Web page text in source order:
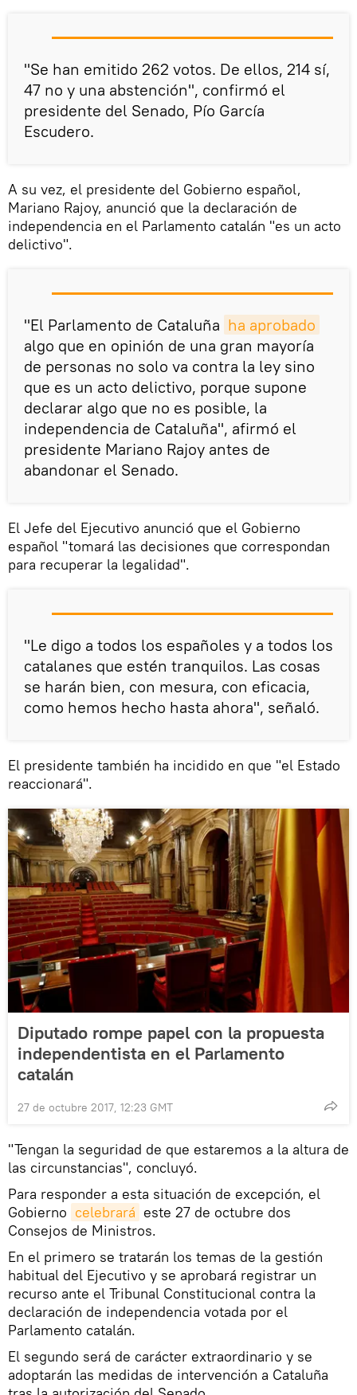
"Se han emitido 262 votos. De ellos, 214 sí,
47 no y una abstención", confirmó el
presidente del Senado, Pío García
Escudero.
A su vez, el presidente del Gobierno español,
Mariano Rajoy, anunció que la declaración de
independencia en el Parlamento catalán "es un acto
delictivo".
"El Parlamento de Cataluña ha aprobado
algo que en opinión de una gran mayoría
de personas no solo va contra la ley sino
que es un acto delictivo, porque supone
declarar algo que no es posible, la
independencia de Cataluña", afirmó el
presidente Mariano Rajoy antes de
abandonar el Senado.
El Jefe del Ejecutivo anunció que el Gobierno
español "tomará las decisiones que correspondan
para recuperar la legalidad".
"Le digo a todos los españoles y a todos los
catalanes que estén tranquilos. Las cosas
se harán bien, con mesura, con eficacia,
como hemos hecho hasta ahora", señaló.
El presidente también ha incidido en que "el Estado
reaccionará".
Diputado rompe papel con la propuesta
independentista en el Parlamento
catalán
27 de octubre 2017, 12:23 GMT
"Tengan la seguridad de que estaremos a la altura de
las circunstancias", concluyó.
Para responder a esta situación de excepción, el
Gobierno celebrará este 27 de octubre dos
Consejos de Ministros.
En el primero se tratarán los temas de la gestión
habitual del Ejecutivo y se aprobará registrar un
recurso ante el Tribunal Constitucional contra la
declaración de independencia votada por el
Parlamento catalán.
El segundo será de carácter extraordinario y se
adoptarán las medidas de intervención a Cataluña